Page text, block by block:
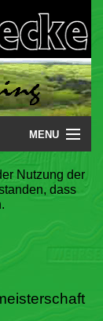
MENU
Nutzung der
dass